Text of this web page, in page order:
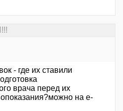
- где их ставили
врача перед их
на е-